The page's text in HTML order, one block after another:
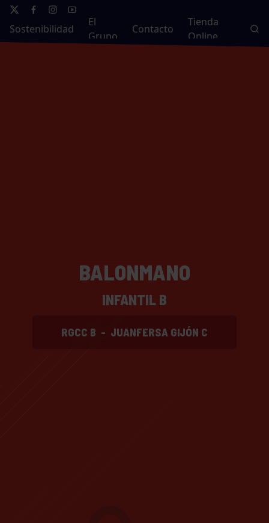
Sostenibilidad
El
Grupo
Contacto
Tienda
Online
BALONMANO
INFANTIL B
RGCC B - JUANFERSA GIJÓN C